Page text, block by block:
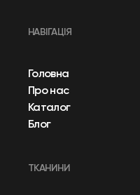
НАВІГАЦІЯ
Головна
Про нас
Каталог
Блог
ТКАНИНИ